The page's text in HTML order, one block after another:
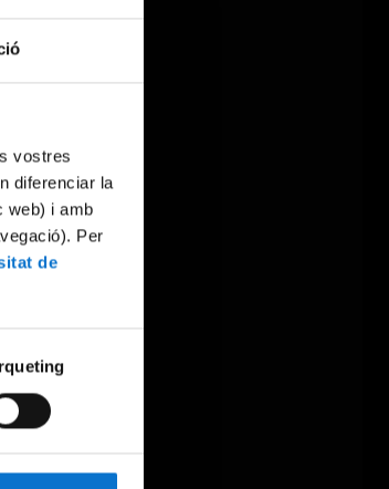
vostres
diferenciar la
web) i amb
Per
de